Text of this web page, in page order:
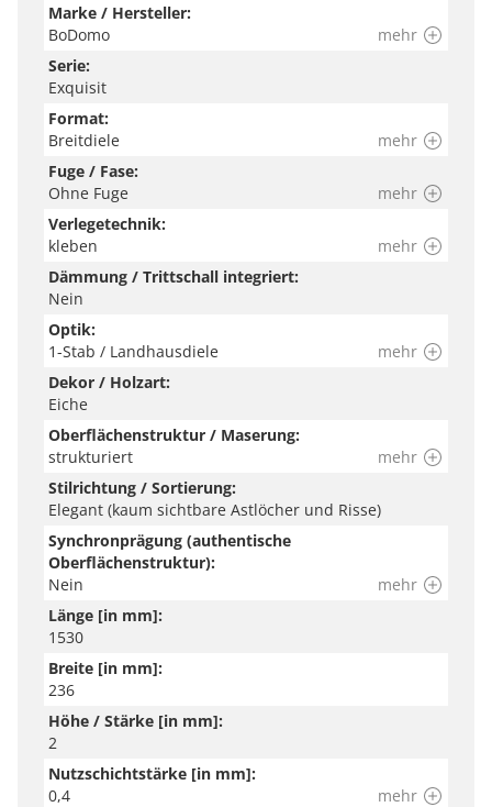
Marke / Hersteller:
BoDomo
mehr
Serie:
Exquisit
Format:
Breitdiele
mehr
Fuge / Fase:
Ohne Fuge
mehr
Verlegetechnik:
kleben
mehr
Dämmung / Trittschall integriert:
Nein
Optik:
1-Stab / Landhausdiele
mehr
Dekor / Holzart:
Eiche
Oberflächenstruktur / Maserung:
strukturiert
mehr
Stilrichtung / Sortierung:
Elegant (kaum sichtbare Astlöcher und Risse)
Synchronprägung (authentische
Oberflächenstruktur):
Nein
mehr
Länge [in mm]:
1530
Breite [in mm]:
236
Höhe / Stärke [in mm]:
2
Nutzschichtstärke [in mm]:
0,4
mehr